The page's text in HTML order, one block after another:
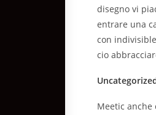
disegno vi
entrare una
con
cio
Meetic